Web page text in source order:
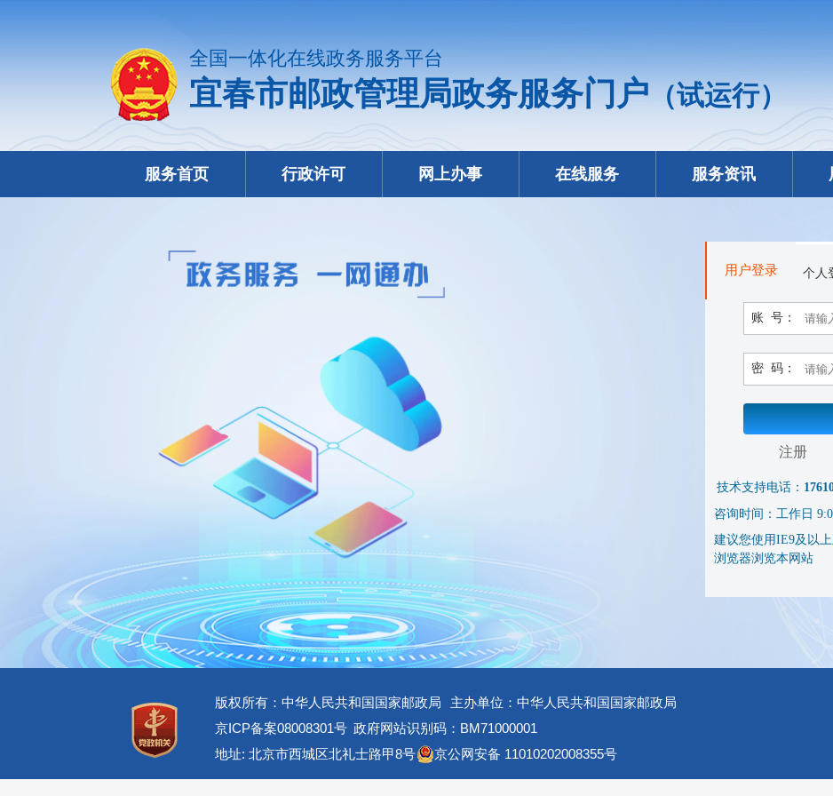
全国一体化在线政务服务平台
宜春市邮政管理局政务服务门户（试运行）
服务首页 行政许可 网上办事 在线服务 服务资讯
用户登录 个人
账 号：
密 码：
注册
技术支持电话：
咨询时间：工作日
建议您使用IE9及以
浏览器浏览本网站
版权所有：中华人民共和国国家邮政局
主办单位：中华人民共和国国家邮政局
京ICP备案08008301号 政府网站识别码：BM71000001
地址: 北京市西城区北礼士路甲8号
京公网安备 11010202008355号